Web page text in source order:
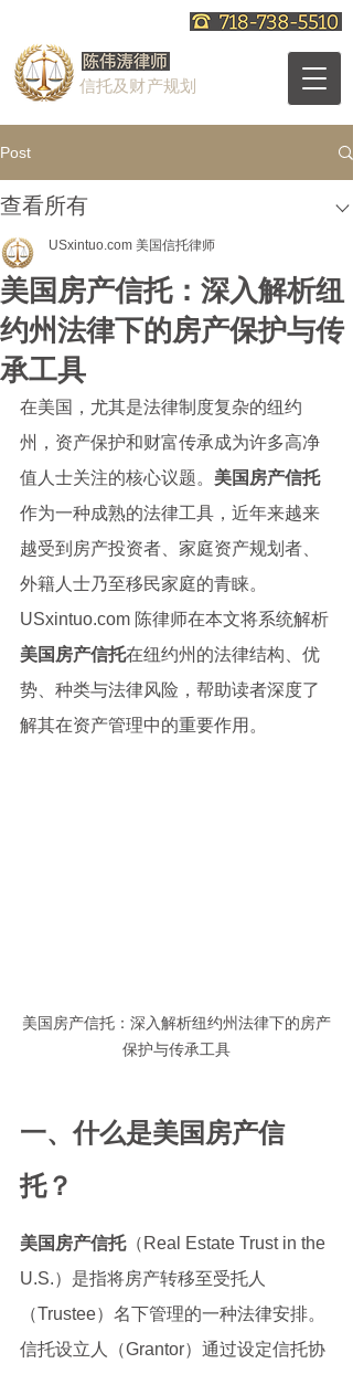
信托及财产规划
Post
查看所有
美国房产信托：深入解析纽
约州法律下的房产保护与传
承工具
USxintuo.com 美国信托律师
在美国，尤其是法律制度复杂的纽约
州，资产保护和财富传承成为许多高净
值人士关注的核心议题。 美国房产信托
作为一种成熟的法律工具，近年来越来
越受到房产投资者、家庭资产规划者、
外籍人士乃至移民家庭的青睐。
USxintuo.com 陈律师在本文将系统解析
美国房产信托在纽约州的法律结构、优
势、种类与法律风险，帮助读者深度了
解其在资产管理中的重要作用。
美国房产信托：深入解析纽约州法律下的房产
保护与传承工具
一、什么是美国房产信
托？
美国房产信托（Real Estate Trust in the
U.S.）是指将房产转移至受托人
（Trustee）名下管理的一种法律安排。
信托设立人（Grantor）通过设定信托协